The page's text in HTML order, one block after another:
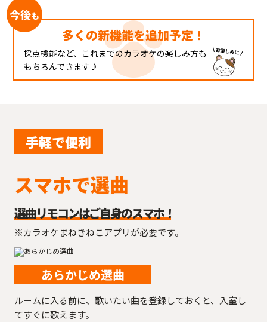
今後も
多くの新機能を追加予定！
採点機能など、これまでのカラオケの楽しみ方も
もちろんできます♪
手軽で便利
スマホで選曲
選曲リモコンはご自身のスマホ！
※カラオケまねきねこアプリが必要です。
あらかじめ選曲
ルームに入る前に、歌いたい曲を登録しておくと、入室し
てすぐに歌えます。